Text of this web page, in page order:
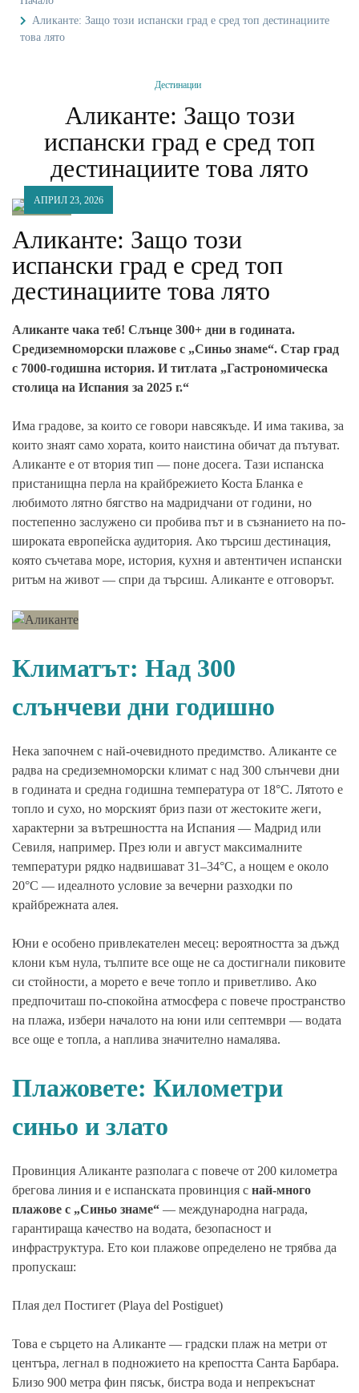
Аликанте: Защо този испански град е сред топ дестинациите
това лято
Дестинации
Аликанте: Защо този
испански град е сред топ
дестинациите това лято
АПРИЛ 23, 2026
Аликанте: Защо този
испански град е сред топ
дестинациите това лято
Аликанте чака теб! Слънце 300+ дни в годината.
Средиземноморски плажове с „Синьо знаме“. Стар град
с 7000-годишна история. И титлата „Гастрономическа
столица на Испания за 2025 г.“
Има градове, за които се говори навсякъде. И има такива, за
които знаят само хората, които наистина обичат да пътуват.
Аликанте е от втория тип — поне досега. Тази испанска
пристанищна перла на крайбрежието Коста Бланка е
любимото лятно бягство на мадридчани от години, но
постепенно заслужено си пробива път и в съзнанието на по-
широката европейска аудитория. Ако търсиш дестинация,
която съчетава море, история, кухня и автентичен испански
ритъм на живот — спри да търсиш. Аликанте е отговорът.
Климатът: Над 300
слънчеви дни годишно
Нека започнем с най-очевидното предимство. Аликанте се
радва на средиземноморски климат с над 300 слънчеви дни
в годината и средна годишна температура от 18°C. Лятото е
топло и сухо, но морският бриз пази от жестоките жеги,
характерни за вътрешността на Испания — Мадрид или
Севиля, например. През юли и август максималните
температури рядко надвишават 31–34°C, а нощем е около
20°C — идеалното условие за вечерни разходки по
крайбрежната алея.
Юни е особено привлекателен месец: вероятността за дъжд
клони към нула, тълпите все още не са достигнали пиковите
си стойности, а морето е вече топло и приветливо. Ако
предпочиташ по-спокойна атмосфера с повече пространство
на плажа, избери началото на юни или септември — водата
все още е топла, а наплива значително намалява.
Плажовете: Километри
синьо и злато
Провинция Аликанте разполага с повече от 200 километра
брегова линия и е испанската провинция с най-много
плажове с „Синьо знаме“ — международна награда,
гарантираща качество на водата, безопасност и
инфраструктура. Ето кои плажове определено не трябва да
пропускаш:
Плая дел Постигет (Playa del Postiguet)
Това е сърцето на Аликанте — градски плаж на метри от
центъра, легнал в подножието на крепостта Санта Барбара.
Близо 900 метра фин пясък, бистра вода и непрекъснат